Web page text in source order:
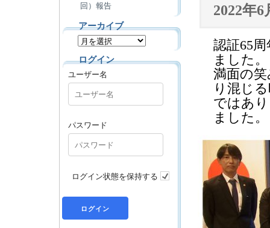
2022年6
認証65
ました。
満面の
り混じ
ではあ
ました。
回）報告
アーカイブ
ログイン
ユーザー名
パスワード
ログイン状態を保持する